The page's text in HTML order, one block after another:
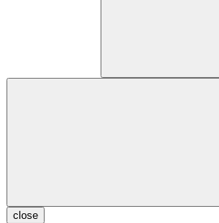
close